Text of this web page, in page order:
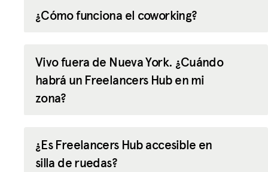
¿Cómo funciona el coworking?
Vivo fuera de Nueva York. ¿Cuándo
habrá un Freelancers Hub en mi
zona?
¿Es Freelancers Hub accesible en
silla de ruedas?